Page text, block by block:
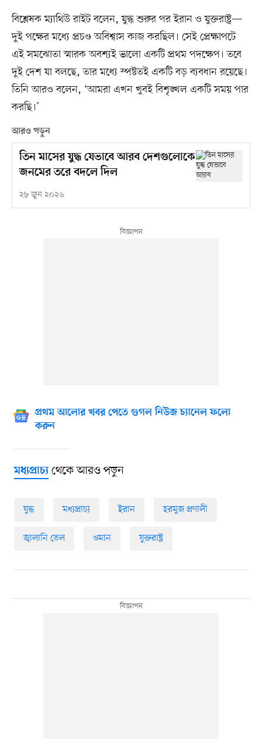
বিশ্লেষক ম্যাথিউ রাইট বলেন, যুদ্ধ শুরুর পর ইরান ও যুক্তরাষ্ট্র—
দুই পক্ষের মধ্যে প্রচণ্ড অবিশ্বাস কাজ করছিল। সেই প্রেক্ষাপটে
এই সমঝোতা স্মারক অবশ্যই ভালো একটি প্রথম পদক্ষেপ। তবে
দুই দেশ যা বলছে, তার মধ্যে স্পষ্টতই একটি বড় ব্যবধান রয়েছে।
তিনি আরও বলেন, ‘আমরা এখন খুবই বিশৃঙ্খল একটি সময় পার
করছি।’
আরও পড়ুন
তিন মাসের যুদ্ধ যেভাবে আরব দেশগুলোকে
জনমের তরে বদলে দিল
২৮ জুন ২০২৬
প্রথম আলোর খবর পেতে গুগল নিউজ চ্যানেল ফলো
করুন
মধ্যপ্রাচ্যথেকে আরও পড়ুন
যুদ্ধ মধ্যপ্রাচ্য ইরান হরমুজ প্রণালী
জ্বালানি তেল ওমান যুক্তরাষ্ট্র